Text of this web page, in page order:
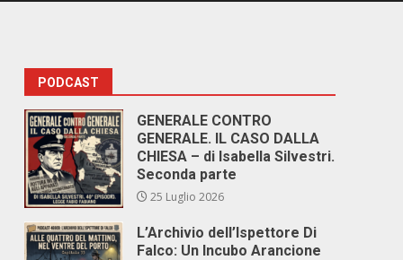
PODCAST
GENERALE CONTRO
GENERALE. IL CASO DALLA
CHIESA – di Isabella Silvestri.
Seconda parte
25 Luglio 2026
L’Archivio dell’Ispettore Di
Falco: Un Incubo Arancione